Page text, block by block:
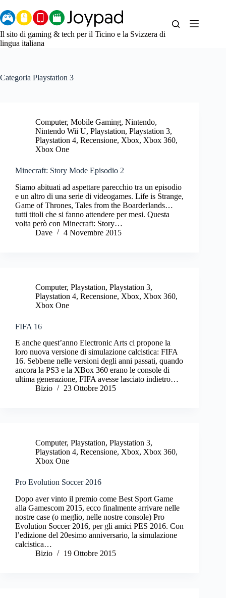
al
contenuto
Il sito di gaming & tech per il Ticino e la Svizzera di
lingua italiana
Categoria Playstation 3
Computer, Mobile Gaming, Nintendo,
Nintendo Wii U, Playstation, Playstation 3,
Playstation 4, Recensione, Xbox, Xbox 360,
Xbox One
Minecraft: Story Mode Episodio 2
Siamo abituati ad aspettare parecchio tra un episodio
e un altro di una serie di videogames. Life is Strange,
Game of Thrones, Tales from the Boarderlands…
tutti titoli che si fanno attendere per mesi. Questa
volta però con Minecraft: Story…
Dave
4 Novembre 2015
Computer, Playstation, Playstation 3,
Playstation 4, Recensione, Xbox, Xbox 360,
Xbox One
FIFA 16
E anche quest’anno Electronic Arts ci propone la
loro nuova versione di simulazione calcistica: FIFA
16. Sebbene nelle versioni degli anni passati, quando
ancora la PS3 e la XBox 360 erano le console di
ultima generazione, FIFA avesse lasciato indietro…
Bizio
23 Ottobre 2015
Computer, Playstation, Playstation 3,
Playstation 4, Recensione, Xbox, Xbox 360,
Xbox One
Pro Evolution Soccer 2016
Dopo aver vinto il premio come Best Sport Game
alla Gamescom 2015, ecco finalmente arrivare nelle
nostre case (o meglio, nelle nostre console) Pro
Evolution Soccer 2016, per gli amici PES 2016. Con
l’edizione del 20esimo anniversario, la simulazione
calcistica…
Bizio
19 Ottobre 2015